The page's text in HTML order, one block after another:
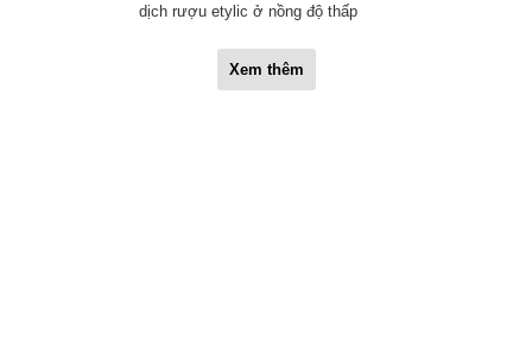
dịch rượu etylic ở nồng độ thấp
Xem thêm